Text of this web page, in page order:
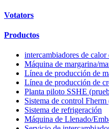
Votators
Productos
intercambiadores de calor
Máquina de margarina/
Línea de producción de
Línea de producción de
Planta piloto SSHE
Sistema de control Fherm
Sistema de refrigeración
Máquina de Llenado/